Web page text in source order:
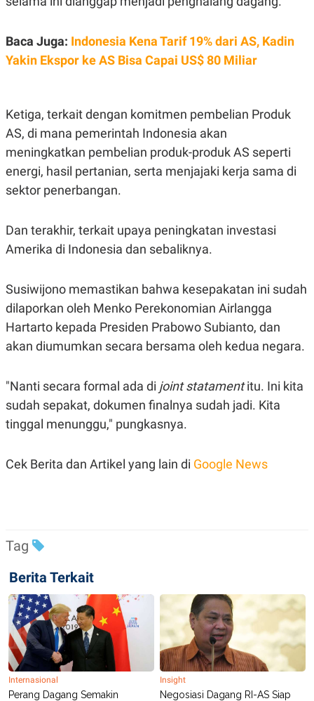
S
D
A
T
A
S
N
T
A
T
V
P
U
K
O
N
A
A
D
E
R
R
E
E
S
I
A
G
A
A
I
R
J
N
E
A
P
E
R
A
V
E
R
T
I
S
I
N
G
Baca Juga: Indonesia Kena Tarif 19% dari AS, Kadin
Yakin Ekspor ke AS Bisa Capai US$ 80 Miliar
Ketiga, terkait dengan komitmen pembelian Produk
AS, di mana pemerintah Indonesia akan
meningkatkan pembelian produk-produk AS seperti
energi, hasil pertanian, serta menjajaki kerja sama di
sektor penerbangan.
Dan terakhir, terkait upaya peningkatan investasi
Amerika di Indonesia dan sebaliknya.
Susiwijono memastikan bahwa kesepakatan ini sudah
dilaporkan oleh Menko Perekonomian Airlangga
Hartarto kepada Presiden Prabowo Subianto, dan
akan diumumkan secara bersama oleh kedua negara.
"Nanti secara formal ada di joint statamentitu. Ini kita
sudah sepakat, dokumen finalnya sudah jadi. Kita
tinggal menunggu," pungkasnya.
Cek Berita dan Artikel yang lain di Google News
Tag
Berita Terkait
Internasional
Perang Dagang Semakin
Insight
Negosiasi Dagang RI-AS Siap